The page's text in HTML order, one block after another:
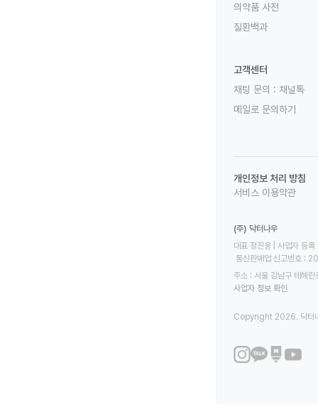
의약품 사전
질환백과
고객센터
채팅 문의 : 채널톡
메일로 문의하기
개인정보 처리 방침
서비스 이용약관
(주) 닥터나우
대표 정진웅 | 사업자
통신판매업 신고번호
주소 : 서울 강남구 테헤
사업자 정보 확인
Copyright 2026. 닥터